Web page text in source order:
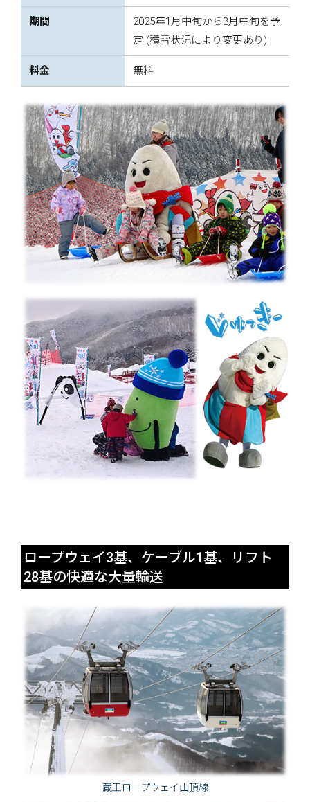
期間
2025年1月中旬から3月中旬を予
定 (積雪状況により変更あり)
料金 無料
ロープウェイ3基、ケーブル1基、リフト
28基の快適な大量輸送
蔵王ロープウェイ山頂線